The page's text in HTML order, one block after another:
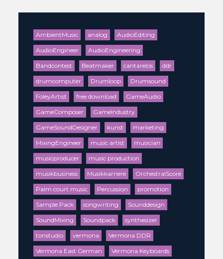
AmbientMusic analog AudioEditing
AudioEngineer AudioEngineering
Bandcontest Beatmaker cantarelos ddr
drumcomputer Drumloop Drumsound
FoleyArtist free download GameAudio
GameComposer GameIndustry
GameSoundDesigner kunst marketing
MixingEngineer music artist musician
musicproducer music production
musikbusiness Musikkarriere OrchestralScore
Palm court music Percussion promotion
Sample Pack songwriting Sounddesign
SoundMixing Soundpack synthesizer
tonstudio vermona Vermona DDR
Vermona East German Vermona Keyboards